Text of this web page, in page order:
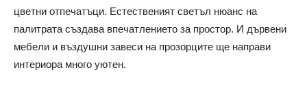
цветни отпечатъци. Естественият светъл нюанс на
палитрата създава впечатлението за простор. И дървени
мебели и въздушни завеси на прозорците ще направи
интериора много уютен.